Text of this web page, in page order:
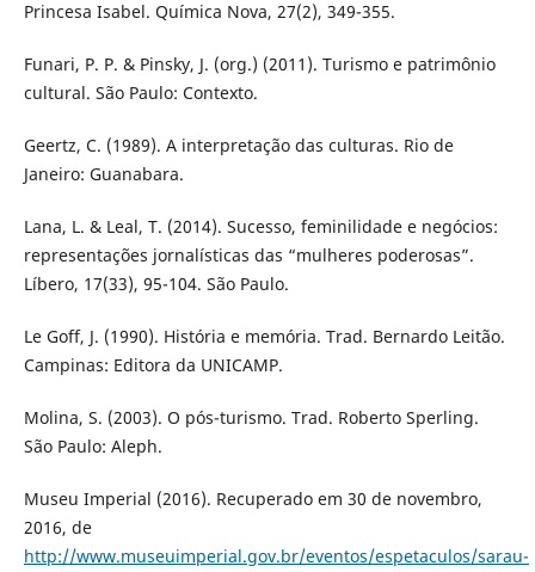
Princesa Isabel. Química Nova, 27(2), 349-355.
Funari, P. P. & Pinsky, J. (org.) (2011). Turismo e patrimônio
cultural. São Paulo: Contexto.
Geertz, C. (1989). A interpretação das culturas. Rio de
Janeiro: Guanabara.
Lana, L. & Leal, T. (2014). Sucesso, feminilidade e negócios:
representações jornalísticas das “mulheres poderosas”.
Líbero, 17(33), 95-104. São Paulo.
Le Goff, J. (1990). História e memória. Trad. Bernardo Leitão.
Campinas: Editora da UNICAMP.
Molina, S. (2003). O pós-turismo. Trad. Roberto Sperling.
São Paulo: Aleph.
Museu Imperial (2016). Recuperado em 30 de novembro,
2016, de
http://www.museuimperial.gov.br/eventos/espetaculos/sarau-